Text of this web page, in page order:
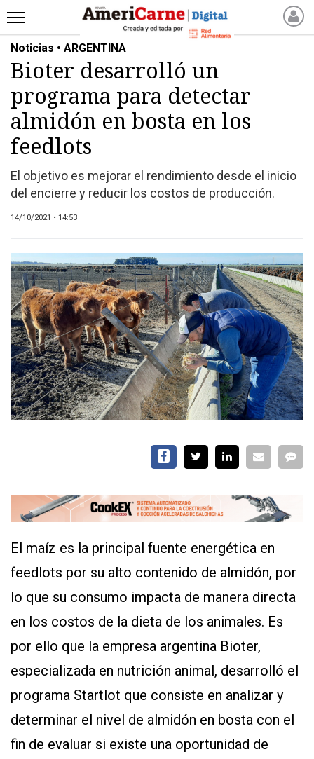
INICIO
NOTICIAS RECIENTES
NOTICIAS
ARTICULOS
PRODUCCIÓN
PROCESO
PRODUCTO
NUEVOS PRODUCTOS
MARKETPLACE
REVISTAS
CATÁLOGO DE CORTES
DE CARNE VACUNA
EVENTOS Y
CAPACITACIONES
DIRECTORIO
CALENDARIO
MEDIA KIT
CONTÁCTENOS
TÉRMINOS
CONDICIONES
DE
MAPA
SITIO
QUIENES
SOMOS
Noticias • ARGENTINA
Bioter desarrolló un
programa para detectar
almidón en bosta en los
feedlots
El objetivo es mejorar el rendimiento desde el inicio
del encierre y reducir los costos de producción.
14/10/2021 • 14:53
El maíz es la principal fuente energética en
feedlots por su alto contenido de almidón, por
lo que su consumo impacta de manera directa
en los costos de la dieta de los animales. Es
por ello que la empresa argentina Bioter,
especializada en nutrición animal, desarrolló el
programa Startlot que consiste en analizar y
determinar el nivel de almidón en bosta con el
fin de evaluar si existe una oportunidad de